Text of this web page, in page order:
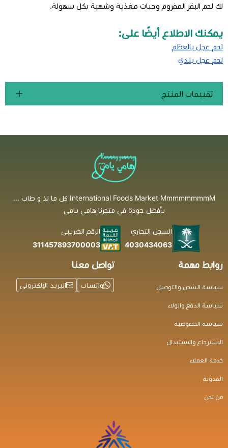
لك لحم البقر المفروم وجبات مغذية وشهية بكل سهولة.
يمكنك الاطلاع أيضًا على:
لحم عجل بالعظم
لحم عجل بلدي
تقييمات المنتج
International Foods Market MmmmmmmmM كل ما لذ و طاب ...
بأفضل جودة في متجرنا هامي يامي
السجل التجاري
4030434063
الرقم الضريبي
311457893700003
روابط مهمة
سياسة الشحن والتوصيل
سياسة الدفع والولاء
سياسة الخصوصية
الاسترجاع والاستبدال
خدمة العملاء
المدونة
من نحن
تواصل معنا
واتساب البريد الإلكتروني